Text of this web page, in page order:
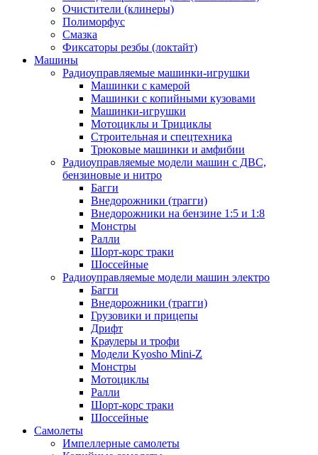
Очистители (клинеры)
Полиморфус
Смазка
Фиксаторы резбы (локтайт)
Машины
Радиоуправляемые машинки-игрушки
Машинки с камерой
Машинки с копийными кузовами
Машинки-игрушки
Мотоциклы и Трициклы
Строительная и спецтехника
Трюковые машинки и амфибии
Радиоуправляемые модели машин с ДВС,
бензиновые и нитро
Багги
Внедорожники (трагги)
Внедорожники на бензине 1:5 и 1:8
Монстры
Ралли
Шорт-корс траки
Шоссейные
Радиоуправляемые модели машин электро
Багги
Внедорожники (трагги)
Грузовики и прицепы
Дрифт
Краулеры и трофи
Модели Kyosho Mini-Z
Монстры
Мотоциклы
Ралли
Шорт-корс траки
Шоссейные
Самолеты
Импеллерные самолеты